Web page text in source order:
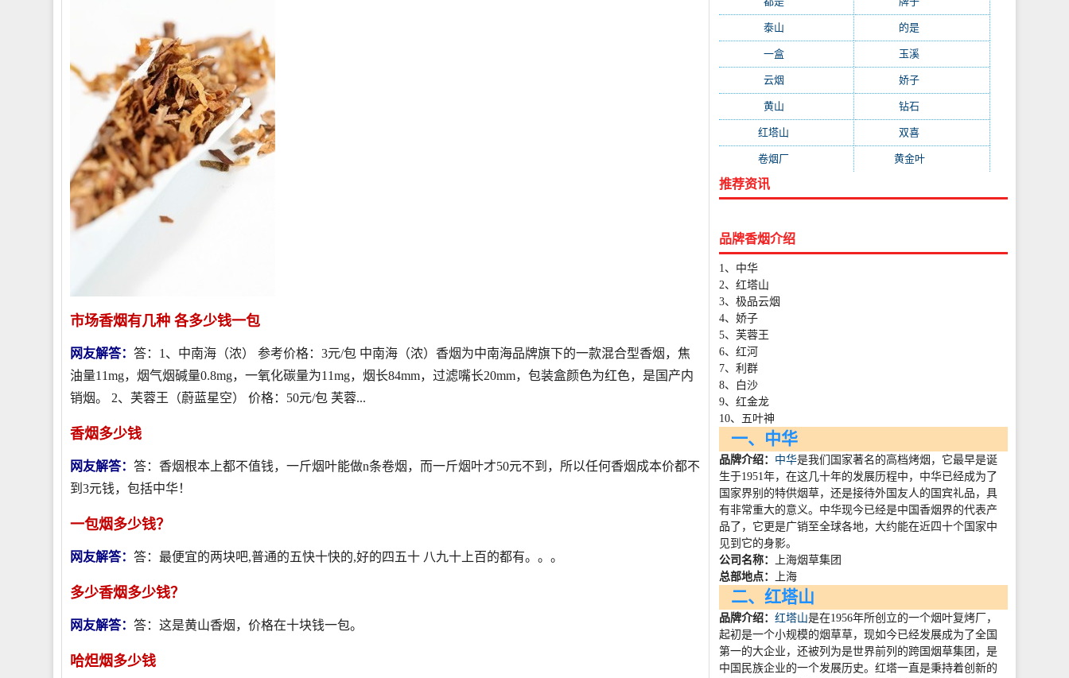
市场香烟有几种 各多少钱一包
网友解答： 答：1、中南海（浓） 参考价格：3元/包 中南海（浓）香烟为中南海品牌旗下的一款混合型香烟，焦
油量11mg，烟气烟碱量0.8mg，一氧化碳量为11mg，烟长84mm，过滤嘴长20mm，包装盒颜色为红色，是国产内
销烟。 2、芙蓉王（蔚蓝星空） 价格：50元/包 芙蓉...
香烟多少钱
网友解答： 答：香烟根本上都不值钱，一斤烟叶能做n条卷烟，而一斤烟叶才50元不到，所以任何香烟成本价都不
到3元钱，包括中华！
一包烟多少钱？
网友解答： 答：最便宜的两块吧,普通的五快十快的,好的四五十 八九十上百的都有。。。
多少香烟多少钱？
网友解答： 答：这是黄山香烟，价格在十块钱一包。
哈炟烟多少钱
泰山 的是
一盒(176) 玉溪
云烟 娇子
黄山 钻石
红塔山 双喜
卷烟厂 黄金叶(151)
推荐资讯
品牌香烟介绍
1、中华
2、红塔山
3、极品云烟
4、娇子
5、芙蓉王
6、红河
7、利群
8、白沙
9、红金龙
10、五叶神
一、中华
品牌介绍： 中华是我们国家著名的高档烤烟，它最早是诞
生于1951年，在这几十年的发展历程中，中华已经成为了
国家界别的特供烟草，还是接待外国友人的国宾礼品，具
有非常重大的意义。中华现今已经是中国香烟界的代表产
品了，它更是广销至全球各地，大约能在近四十个国家中
见到它的身影。
公司名称：
上海烟草集团
总部地点：
上海
二、红塔山
品牌介绍：红塔山是在1956年所创立的一个烟叶复烤厂，
起初是一个小规模的烟草草，现如今已经发展成为了全国
第一的大企业，还被列为是世界前列的跨国烟草集团，是
中国民族企业的一个发展历史。红塔一直是秉持着创新的